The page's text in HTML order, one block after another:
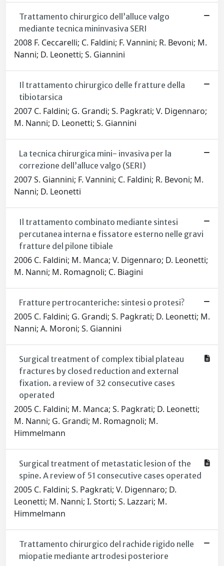
Trattamento chirurgico dell’alluce valgo
mediante tecnica mininvasiva SERI
2008 F. Ceccarelli; C. Faldini; F. Vannini; R. Bevoni; M.
Nanni; D. Leonetti; S. Giannini
Il trattamento chirurgico delle fratture della
tibiotarsica
2007 C. Faldini; G. Grandi; S. Pagkrati; V. Digennaro;
M. Nanni; D. Leonetti; S. Giannini
La tecnica chirurgica mini- invasiva per la
correzione dell’alluce valgo (SERI)
2007 S. Giannini; F. Vannini; C. Faldini; R. Bevoni; M.
Nanni; D. Leonetti
Il trattamento combinato mediante sintesi
percutanea interna e fissatore esterno nelle gravi
fratture del pilone tibiale
2006 C. Faldini; M. Manca; V. Digennaro; D. Leonetti;
M. Nanni; M. Romagnoli; C. Biagini
Fratture pertrocanteriche: sintesi o protesi?
2005 C. Faldini; G. Grandi; S. Pagkrati; D. Leonetti; M.
Nanni; A. Moroni; S. Giannini
Surgical treatment of complex tibial plateau
fractures by closed reduction and external
fixation. a review of 32 consecutive cases
operated
2005 C. Faldini; M. Manca; S. Pagkrati; D. Leonetti;
M. Nanni; G. Grandi; M. Romagnoli; M.
Himmelmann
Surgical treatment of metastatic lesion of the
spine. A review of 51 consecutive cases operated
2005 C. Faldini; S. Pagkrati; V. Digennaro; D.
Leonetti; M. Nanni; I. Storti; S. Lazzari; M.
Himmelmann
Trattamento chirurgico del rachide rigido nelle
miopatie mediante artrodesi posteriore